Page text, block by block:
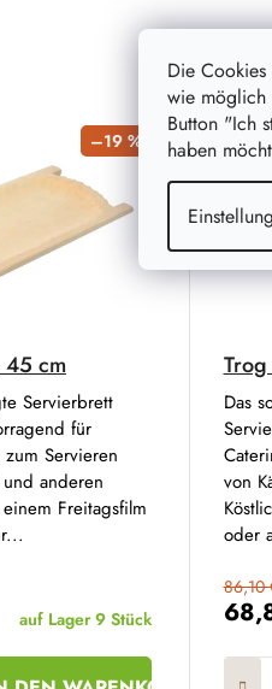
Die
wie möglich
Button "Ich
haben
–19 %
45 cm
auf Lager 9 Stück
Servierbrett
für
zum Servieren
anderen
Freitagsfilm
Aktion
86,10
Das
von
oder